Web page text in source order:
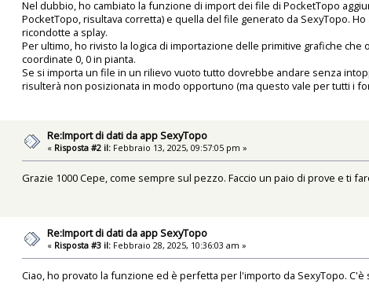
Nel dubbio, ho cambiato la funzione di import dei file di PocketTopo
PocketTopo, risultava corretta) e quella del file generato da SexyTopo.
ricondotte a splay.
Per ultimo, ho rivisto la logica di importazione delle primitive grafiche
coordinate 0, 0 in pianta.
Se si importa un file in un rilievo vuoto tutto dovrebbe andare senza
risulterà non posizionata in modo opportuno (ma questo vale per tutti i
Re:Import di dati da app SexyTopo
« Risposta #2 il: Febbraio 13, 2025, 09:57:05 pm »
Grazie 1000 Cepe, come sempre sul pezzo. Faccio un paio di prove e ti
Re:Import di dati da app SexyTopo
« Risposta #3 il: Febbraio 28, 2025, 10:36:03 am »
Ciao, ho provato la funzione ed è perfetta per l'importo da SexyTopo.